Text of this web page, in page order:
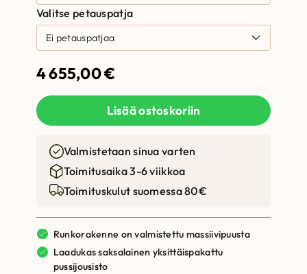
Valitse petauspatja
4 655,00€
Lisää ostoskoriin
Valmistetaan sinua varten
Toimitusaika 3-6 viikkoa
Toimituskulut suomessa 80€
Runkorakenne on valmistettu massiivipuusta
Laadukas saksalainen yksittäispakattu
pussijousisto